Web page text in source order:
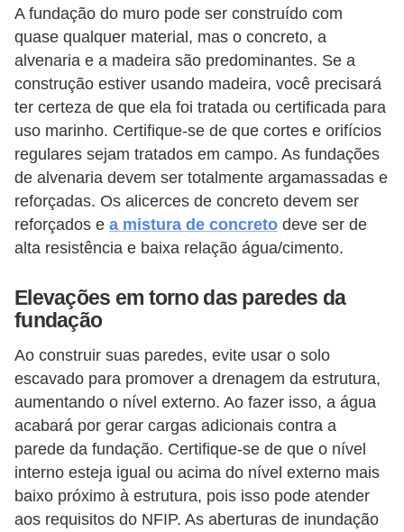
A fundação do muro pode ser construído com
quase qualquer material, mas o concreto, a
alvenaria e a madeira são predominantes. Se a
construção estiver usando madeira, você precisará
ter certeza de que ela foi tratada ou certificada para
uso marinho. Certifique-se de que cortes e orifícios
regulares sejam tratados em campo. As fundações
de alvenaria devem ser totalmente argamassadas e
reforçadas. Os alicerces de concreto devem ser
reforçados e a mistura de concreto deve ser de
alta resistência e baixa relação água/cimento.
Elevações em torno das paredes da
fundação
Ao construir suas paredes, evite usar o solo
escavado para promover a drenagem da estrutura,
aumentando o nível externo. Ao fazer isso, a água
acabará por gerar cargas adicionais contra a
parede da fundação. Certifique-se de que o nível
interno esteja igual ou acima do nível externo mais
baixo próximo à estrutura, pois isso pode atender
aos requisitos do NFIP. As aberturas de inundação